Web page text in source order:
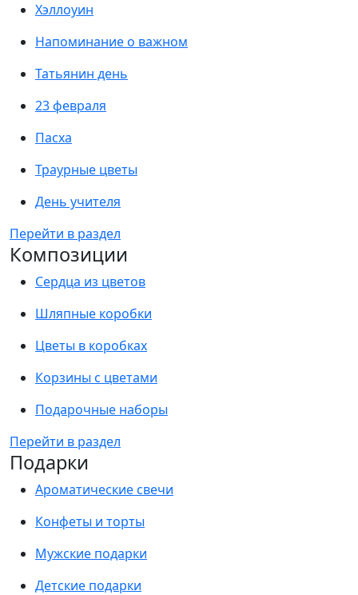
Хэллоуин
Напоминание о важном
Татьянин день
23 февраля
Пасха
Траурные цветы
День учителя
Перейти в раздел
Композиции
Сердца из цветов
Шляпные коробки
Цветы в коробках
Корзины с цветами
Подарочные наборы
Перейти в раздел
Подарки
Ароматические свечи
Конфеты и торты
Мужские подарки
Детские подарки